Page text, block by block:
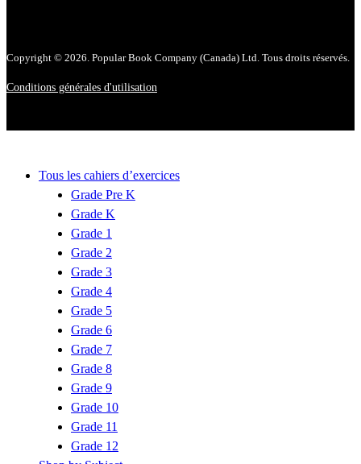
Copyright © 2026. Popular Book Company (Canada) Ltd. Tous droits réservés.
Conditions générales d'utilisation
Tous les cahiers d’exercices
Grade Pre K
Grade K
Grade 1
Grade 2
Grade 3
Grade 4
Grade 5
Grade 6
Grade 7
Grade 8
Grade 9
Grade 10
Grade 11
Grade 12